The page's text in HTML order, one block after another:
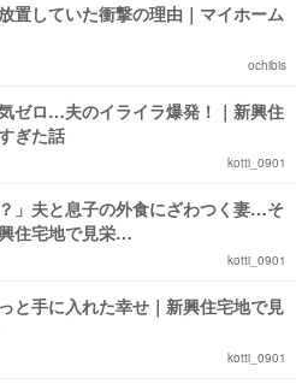
置していた衝撃の理由｜マイホーム
ochibis
ゼロ…夫のイライラ爆発！｜新興住
ぎた話
kotti_0901
」夫と息子の外食にざわつく妻…そ
住宅地で見栄…
kotti_0901
と手に入れた幸せ｜新興住宅地で見
kotti_0901